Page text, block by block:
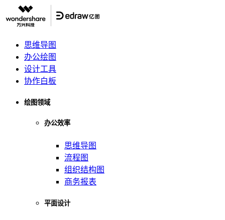
思维导图
办公绘图
设计工具
协作白板
绘图领域
办公效率
思维导图
流程图
组织结构图
商务报表
平面设计